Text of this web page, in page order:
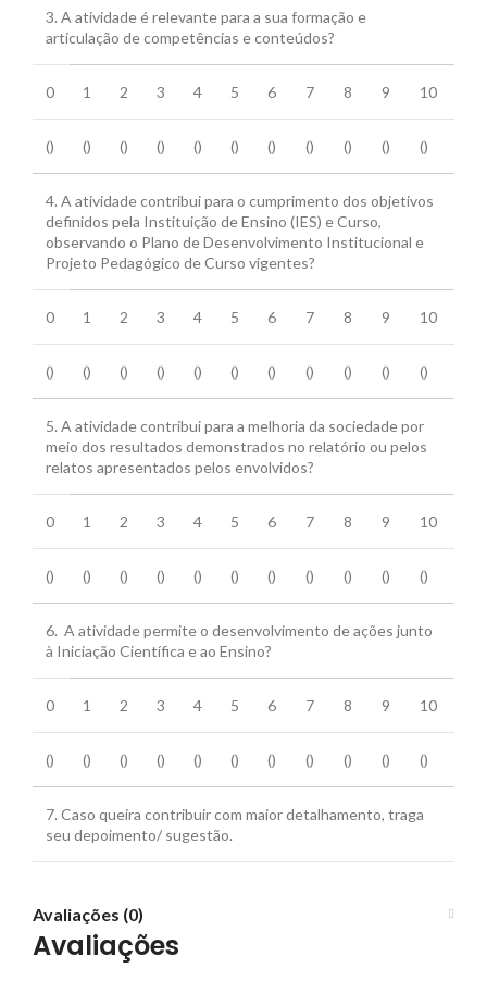
3. A atividade é relevante para a sua formação e
articulação de competências e conteúdos?
0 1 2 3 4 5 6 7 8 9 10
() () () () () () () () () () ()
4. A atividade contribui para o cumprimento dos objetivos
definidos pela Instituição de Ensino (IES) e Curso,
observando o Plano de Desenvolvimento Institucional e
Projeto Pedagógico de Curso vigentes?
0 1 2 3 4 5 6 7 8 9 10
() () () () () () () () () () ()
5. A atividade contribui para a melhoria da sociedade por
meio dos resultados demonstrados no relatório ou pelos
relatos apresentados pelos envolvidos?
0 1 2 3 4 5 6 7 8 9 10
() () () () () () () () () () ()
6. A atividade permite o desenvolvimento de ações junto
à Iniciação Científica e ao Ensino?
0 1 2 3 4 5 6 7 8 9 10
() () () () () () () () () () ()
7. Caso queira contribuir com maior detalhamento, traga
seu depoimento/ sugestão.
Avaliações (0)
Avaliações